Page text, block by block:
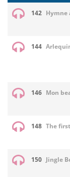
142 Hymne
144
146 Mon
148 The
150 Jingle